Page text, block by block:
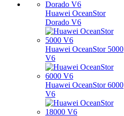
Huawei OceanStor
Dorado V6
Huawei OceanStor 5000
V6
Huawei OceanStor 6000
V6